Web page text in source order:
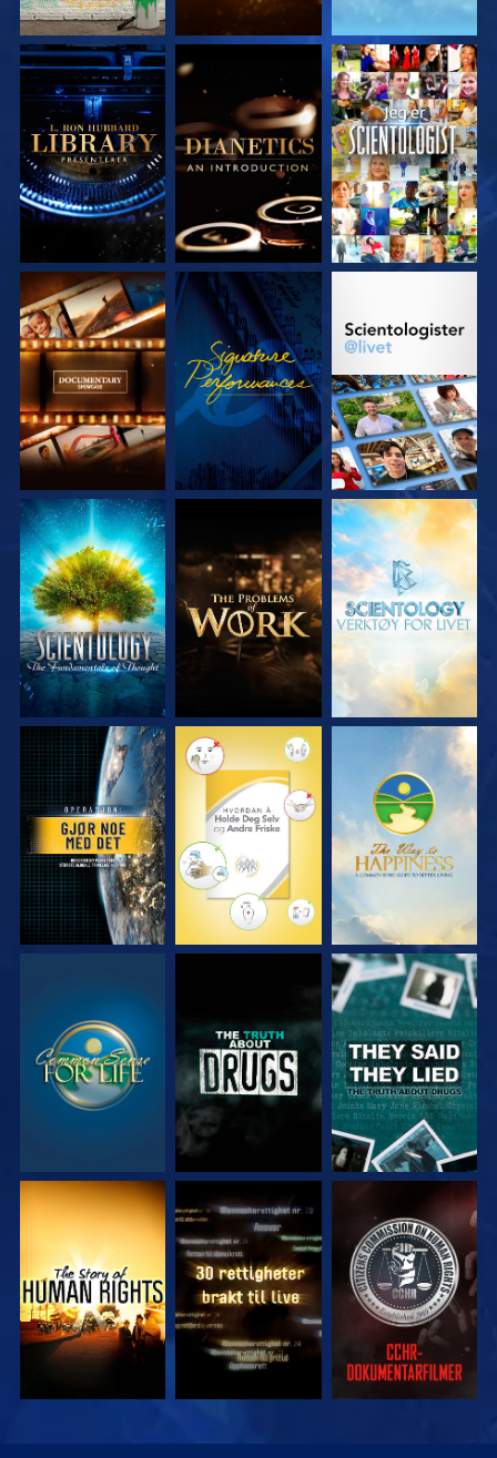
UTFORSK SERIEN UTFORSK SERIEN SE
UTFORSK SERIEN SE UTFORSK SERIEN
UTFORSK SERIEN UTFORSK SERIEN UTFORSK SERIEN
SE SE SE
SE SE
SE SE SE